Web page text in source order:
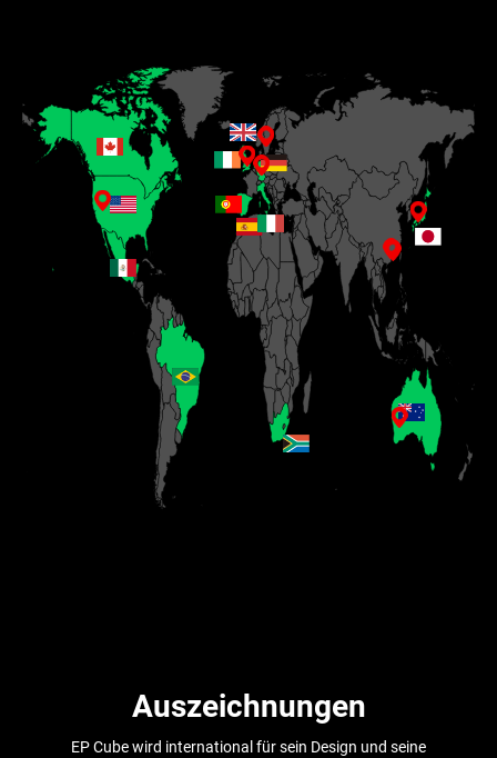
Auszeichnungen
EP Cube wird international für sein Design und seine